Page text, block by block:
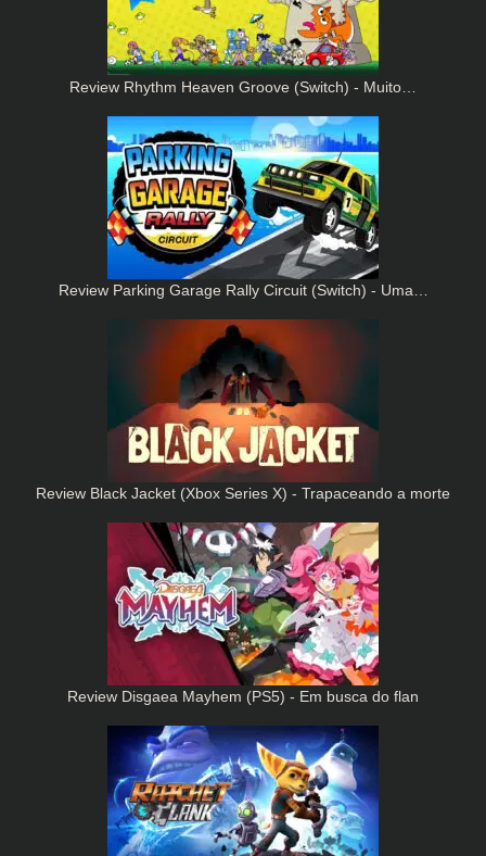
Review Rhythm Heaven Groove (Switch) - Muito…
Review Parking Garage Rally Circuit (Switch) - Uma…
Review Black Jacket (Xbox Series X) - Trapaceando a morte
Review Disgaea Mayhem (PS5) - Em busca do flan